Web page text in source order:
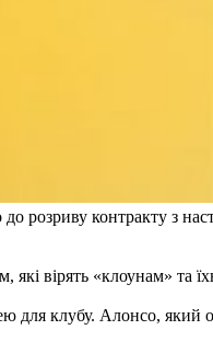
розриву контракту з
вірять «клоунам» та
для клубу. Алонсо, який